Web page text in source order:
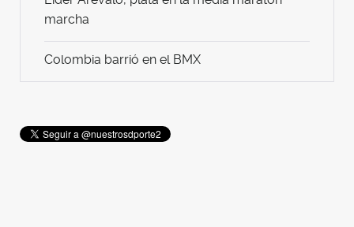
marcha
Colombia barrió en el BMX